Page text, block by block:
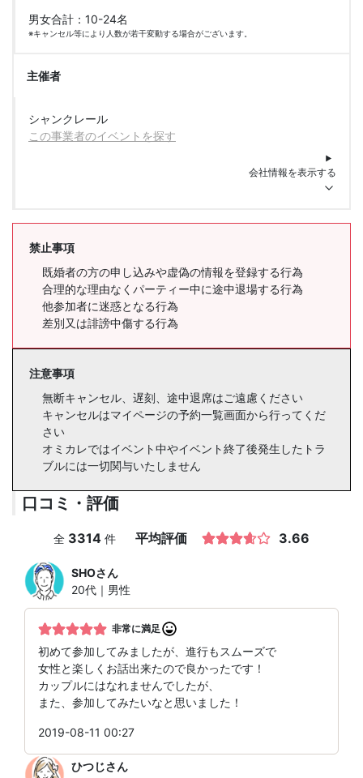
男女合計：10-24名
※キャンセル等により人数が若干変動する場合がございます。
主催者
シャンクレール
この事業者のイベントを探す
会社情報を表示する
禁止事項
既婚者の方の申し込みや虚偽の情報を登録する行為
合理的な理由なくパーティー中に途中退場する行為
他参加者に迷惑となる行為
差別又は誹謗中傷する行為
注意事項
無断キャンセル、遅刻、途中退席はご遠慮ください
キャンセルはマイページの予約一覧画面から行ってくだ
さい
オミカレではイベント中やイベント終了後発生したトラ
ブルには一切関与いたしません
口コミ・評価
全 3314 件 平均評価 3.66
SHOさん
20代｜男性
非常に満足
初めて参加してみましたが、進行もスムーズで
女性と楽しくお話出来たので良かったです！
カップルにはなれませんでしたが、
また、参加してみたいなと思いました！
2019-08-11 00:27
ひつじさん